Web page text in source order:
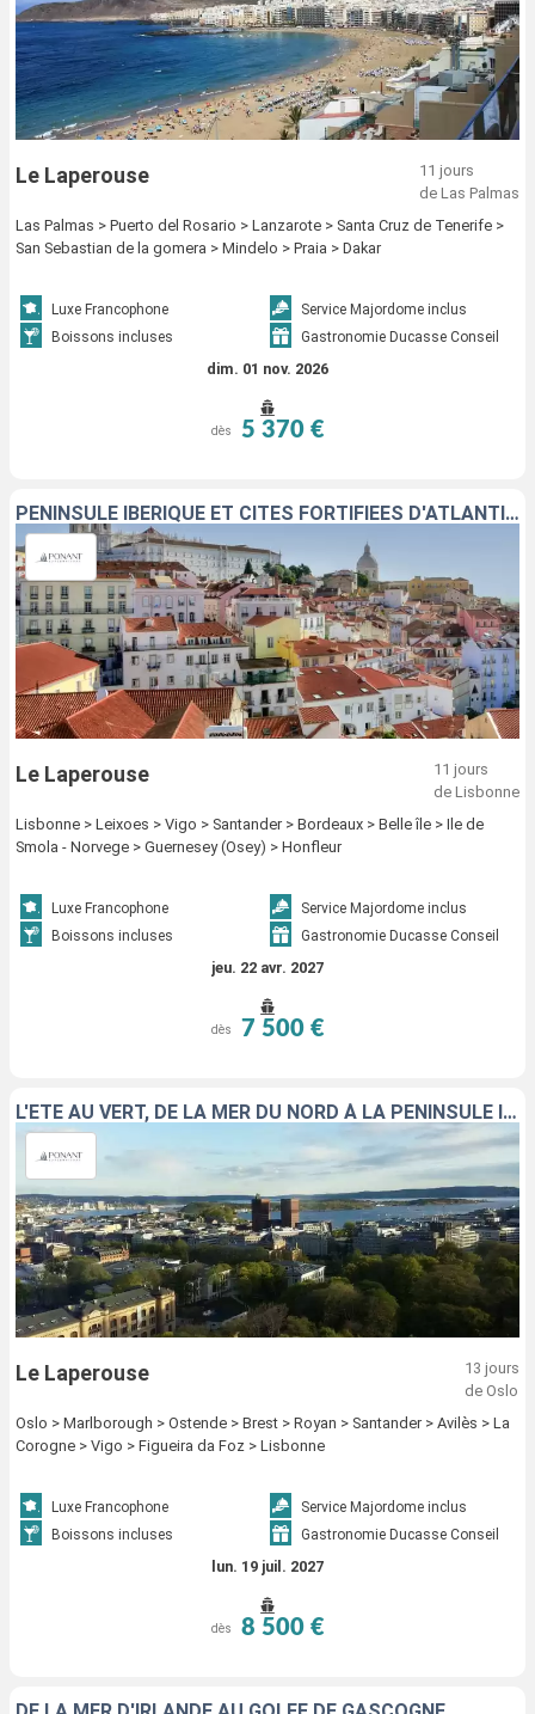
Le Laperouse
11 jours
de Las Palmas
Las Palmas > Puerto del Rosario > Lanzarote > Santa Cruz de Tenerife >
San Sebastian de la gomera > Mindelo > Praia > Dakar
Luxe Francophone
Service Majordome inclus
Boissons incluses
Gastronomie Ducasse Conseil
dim. 01 nov. 2026
dès 5 370 €
PÉNINSULE IBÉRIQUE ET CITÉS FORTIFIÉES D'ATLANTIQUE
Le Laperouse
11 jours
de Lisbonne
Lisbonne > Leixoes > Vigo > Santander > Bordeaux > Belle île > Ile de
Smola - Norvege > Guernesey (Osey) > Honfleur
Luxe Francophone
Service Majordome inclus
Boissons incluses
Gastronomie Ducasse Conseil
jeu. 22 avr. 2027
dès 7 500 €
L'ÉTÉ AU VERT, DE LA MER DU NORD À LA PÉNINSULE IBÉRIQUE
Le Laperouse
13 jours
de Oslo
Oslo > Marlborough > Ostende > Brest > Royan > Santander > Avilès > La
Corogne > Vigo > Figueira da Foz > Lisbonne
Luxe Francophone
Service Majordome inclus
Boissons incluses
Gastronomie Ducasse Conseil
lun. 19 juil. 2027
dès 8 500 €